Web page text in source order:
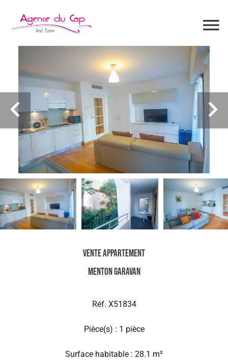
Vente Appartement
Menton Garavan
Réf. X51834
Pièce(s) : 1 pièce
Surface habitable : 28.1 m²